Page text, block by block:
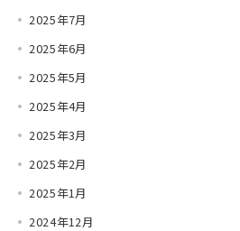
2025年7月
2025年6月
2025年5月
2025年4月
2025年3月
2025年2月
2025年1月
2024年12月